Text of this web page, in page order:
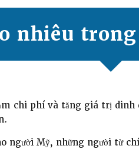
nhiêu
chi phí và tăng giá trị dinh
người Mỹ, những người từ